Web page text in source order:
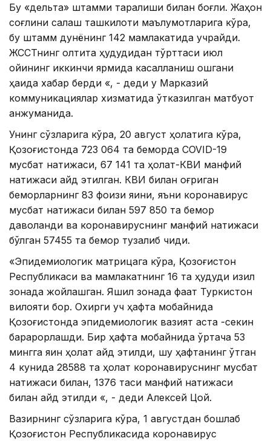
Бу «дельта» штамми тарқалиши билан боғлиқ. Жаҳон
соғлиқни сақлаш ташкилоти маълумотларига кўра,
бу штамм дунёнинг 142 мамлакатида учрайди.
ЖССТнинг олтита ҳудудидан тўрттаси июл
ойининг иккинчи ярмида касалланиш ошгани
ҳақида хабар берди «, - деди у Марказий
коммуникациялар хизматида ўтказилган матбуот
анжуманида.
Унинг сўзларига кўра, 20 август ҳолатига кўра,
Қозоғистонда 723 064 та беморда COVID-19
мусбат натижаси, 67 141 та ҳолат-КВИ манфий
натижаси қайд этилган. КВИ билан оғриган
беморларнинг 83 фоизи яқини, яъни коронавирус
мусбат натижаси билан 597 850 та бемор
даволанди ва коронавируснинг манфий натижаси
бўлган 57455 та бемор тузалиб чиқди.
«Эпидемиологик матрицага кўра, Қозоғистон
Республикаси ва мамлакатнинг 16 та ҳудуди қизил
зонада жойлашган. Яшил зонада фақат Туркистон
вилояти бор. Охирги уч ҳафта мобайнида
Қозоғистонда эпидемиологик вазият аста -секин
барқарорлашди. Бир ҳафта мобайнида ўртача 53
мингга яқин ҳолат қайд этилди, шу ҳафтанинг ўтган
4 кунида 28588 та ҳолат коронавируснинг мусбат
натижаси билан, 1376 таси манфий натижаси
билан қайд этилди «, - деди Алексей Цой.
Вазирнинг сўзларига кўра, 1 августдан бошлаб
Қозоғистон Республикасида коронавирус